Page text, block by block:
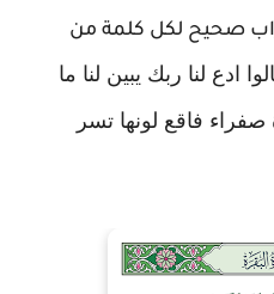
صحيح لكل كلمة من
ادع لنا ربك يبين لنا ما
صفراء فاقع لونها تسر